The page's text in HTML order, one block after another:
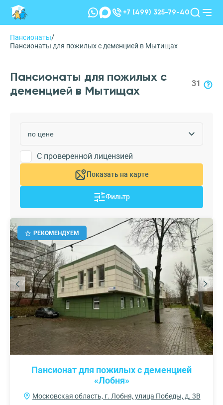
+7 (499) 325-79-40
Пансионаты/
Пансионаты для пожилых с деменцией в Мытищах
Пансионаты для пожилых с
деменцией в Мытищах
31
С проверенной лицензией
Показать на карте
Фильтр
РЕКОМЕНДУЕМ
Пансионат для пожилых с деменцией
«Лобня»
Московская область, г. Лобня, улица Победы, д. 3В